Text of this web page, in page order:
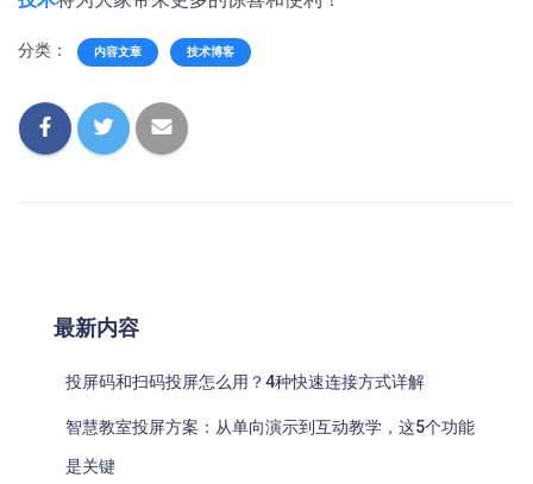
分类： 内容文章 技术博客
最新内容
投屏码和扫码投屏怎么用？4种快速连接方式详解
智慧教室投屏方案：从单向演示到互动教学，这5个功能
是关键